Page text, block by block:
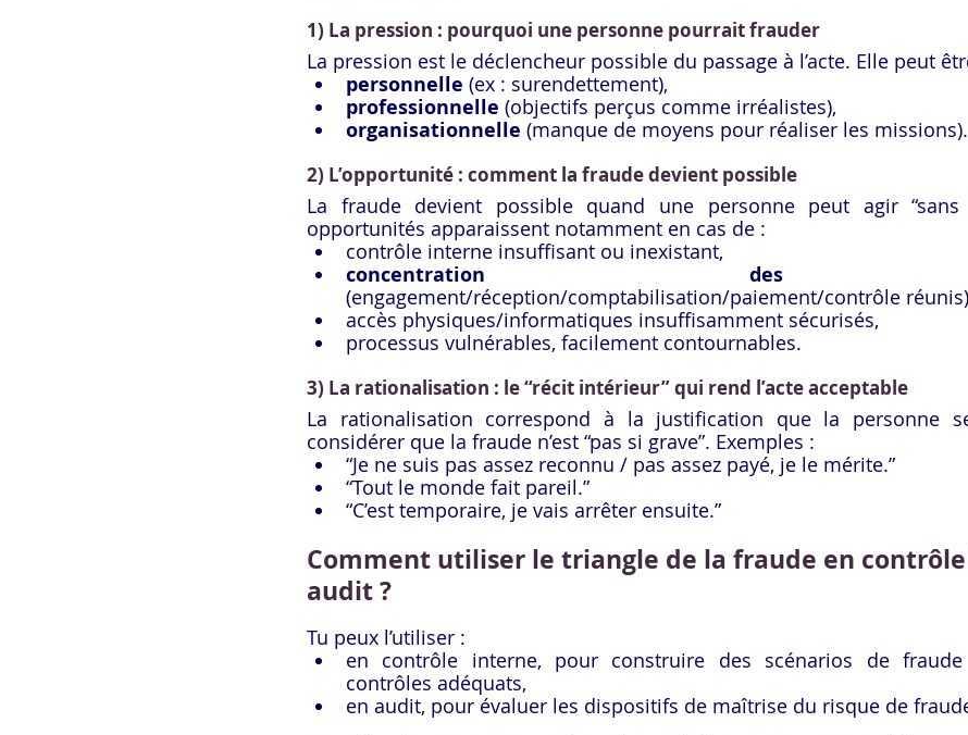
1) La pression : pourquoi une personne pourrait frauder
La pression est le déclencheur possible du passage à l’acte. Elle peut
personnelle (ex : surendettement),
professionnelle (objectifs perçus comme irréalistes),
organisationnelle (manque de moyens pour réaliser les missions).
2) L’opportunité : comment la fraude devient possible
La fraude devient possible quand une personne peut agir “sans
opportunités apparaissent notamment en cas de :
contrôle interne insuffisant ou inexistant,
concentration des
(engagement/réception/comptabilisation/paiement/contrôle
accès physiques/informatiques insuffisamment sécurisés,
processus vulnérables, facilement contournables.
3) La rationalisation : le “récit intérieur” qui rend l’acte acceptable
La rationalisation correspond à la justification que la personne
considérer que la fraude n’est “pas si grave”. Exemples :
“Je ne suis pas assez reconnu / pas assez payé, je le mérite.”
“Tout le monde fait pareil.”
“C’est temporaire, je vais arrêter ensuite.”
Comment utiliser le triangle de la fraude en
audit ?
Tu peux l’utiliser :
en contrôle interne, pour construire des scénarios de
contrôles adéquats,
en audit, pour évaluer les dispositifs de maîtrise du risque de